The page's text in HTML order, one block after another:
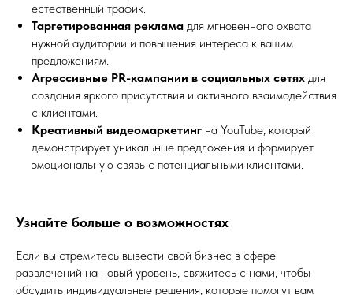
естественный трафик.
Таргетированная реклама для мгновенного охвата
нужной аудитории и повышения интереса к вашим
предложениям.
Агрессивные PR-кампании в социальных сетях для
создания яркого присутствия и активного взаимодействия
с клиентами.
Креативный видеомаркетинг на YouTube, который
демонстрирует уникальные предложения и формирует
эмоциональную связь с потенциальными клиентами.
Узнайте больше о возможностях
Если вы стремитесь вывести свой бизнес в сфере
развлечений на новый уровень, свяжитесь с нами, чтобы
обсудить индивидуальные решения, которые помогут вам